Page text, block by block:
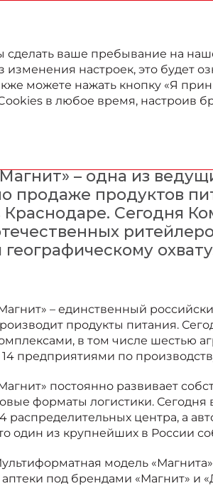
– одна из
продаже продуктов
Краснодаре. Сегодня
географическому
– единственный
продукты питания.
в том числе шестью
предприятиями по
постоянно развивает
форматы логистики. Сегодня
распределительных центра, а
один из крупнейших в России
модель
под брендами «Магнит» и
сделать ваше пребывание на
настроек, это будет
можете нажать кнопку «Я
в любое время, настроив